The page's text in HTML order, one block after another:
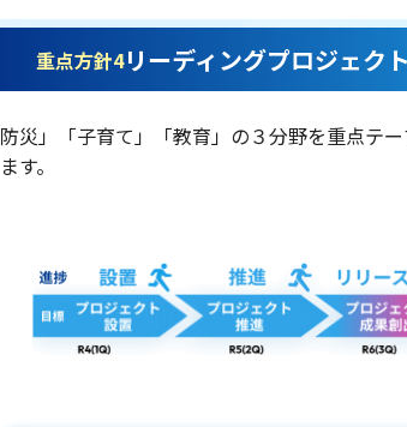
重点方針4リーディングプロジェク
防災」「子育て」「教育」の３分野を重点テ
ます。